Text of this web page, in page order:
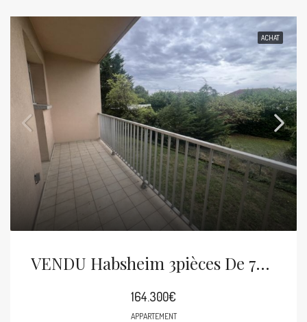
ACHAT
VENDU Habsheim 3pièces De 70m²
164.300€
APPARTEMENT